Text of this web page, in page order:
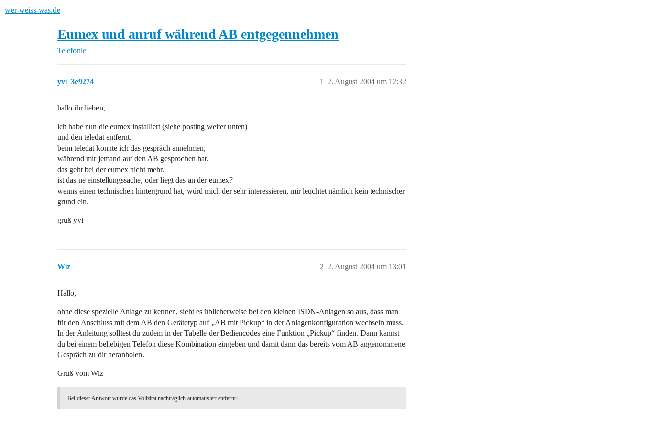
wer-weiss-was.de
Eumex und anruf während AB entgegennehmen
Telefonie
yvi_3e9274 2. August 2004 um 12:32
1
hallo ihr lieben,
ich habe nun die eumex installiert (siehe posting weiter unten)
und den teledat entfernt.
beim teledat konnte ich das gespräch annehmen,
während mir jemand auf den AB gesprochen hat.
das geht bei der eumex nicht mehr.
ist das ne einstellungssache, oder liegt das an der eumex?
wenns einen technischen hintergrund hat, würd mich der sehr interessieren, mir leuchtet nämlich kein technischer
grund ein.
gruß yvi
Wiz 2. August 2004 um 13:01
2
Hallo,
ohne diese spezielle Anlage zu kennen, sieht es üblicherweise bei den kleinen ISDN-Anlagen so aus, dass man
für den Anschluss mit dem AB den Gerätetyp auf „AB mit Pickup“ in der Anlagenkonfiguration wechseln muss.
In der Anleitung solltest du zudem in der Tabelle der Bediencodes eine Funktion „Pickup“ finden. Dann kannst
du bei einem beliebigen Telefon diese Kombination eingeben und damit dann das bereits vom AB angenommene
Gespräch zu dir heranholen.
Gruß vom Wiz
[Bei dieser Antwort wurde das Vollzitat nachträglich automatisiert entfernt]